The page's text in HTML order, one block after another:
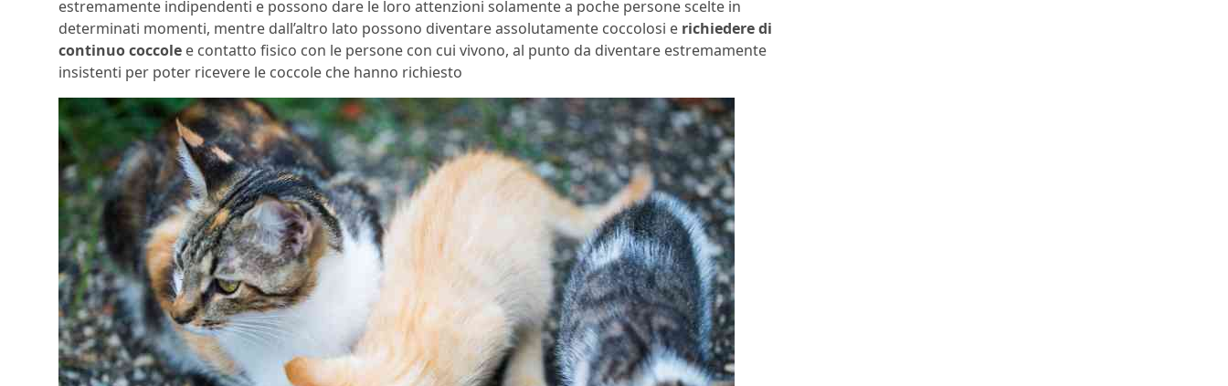
estremamente indipendenti e possono dare le loro attenzioni solamente a poche persone scelte in
determinati momenti, mentre dall’altro lato possono diventare assolutamente coccolosi e richiedere di
continuo coccole e contatto fisico con le persone con cui vivono, al punto da diventare estremamente
insistenti per poter ricevere le coccole che hanno richiesto